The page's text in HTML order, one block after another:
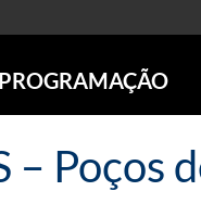
PROGRAMAÇÃO
SÃO PAULO
RIO DE JANEIRO
Poços